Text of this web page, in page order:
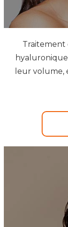
Traitement
leur volume,